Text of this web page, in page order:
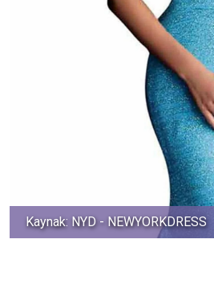
Kaynak: NYD - NEWYORKDRESS